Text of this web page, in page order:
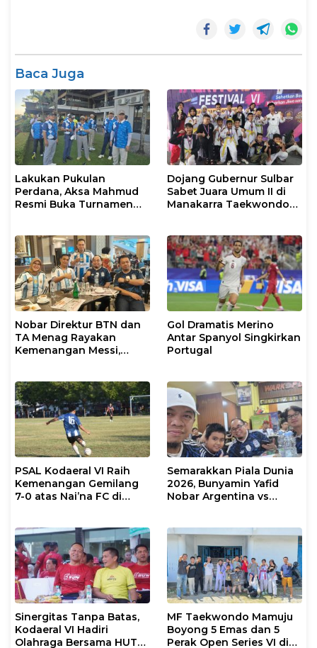
Baca Juga
Lakukan Pukulan
Perdana, Aksa Mahmud
Resmi Buka Turnamen
Dojang Gubernur Sulbar
Sabet Juara Umum II di
Manakarra Taekwondo
Nobar Direktur BTN dan
TA Menag Rayakan
Kemenangan Messi,
Gol Dramatis Merino
Antar Spanyol Singkirkan
Portugal
PSAL Kodaeral VI Raih
Kemenangan Gemilang
7-0 atas Nai’na FC di
Semarakkan Piala Dunia
2026, Bunyamin Yafid
Nobar Argentina vs
Sinergitas Tanpa Batas,
Kodaeral VI Hadiri
Olahraga Bersama HUT
MF Taekwondo Mamuju
Boyong 5 Emas dan 5
Perak Open Series VI di